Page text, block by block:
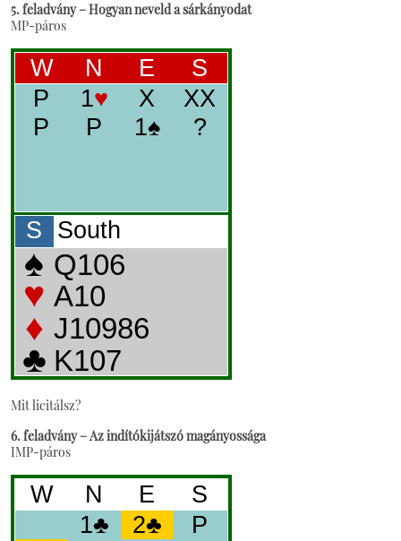
5. feladvány – Hogyan neveld a sárkányodat
MP-páros
Mit licitálsz?
6. feladvány – Az indítókijátszó magányossága
IMP-páros